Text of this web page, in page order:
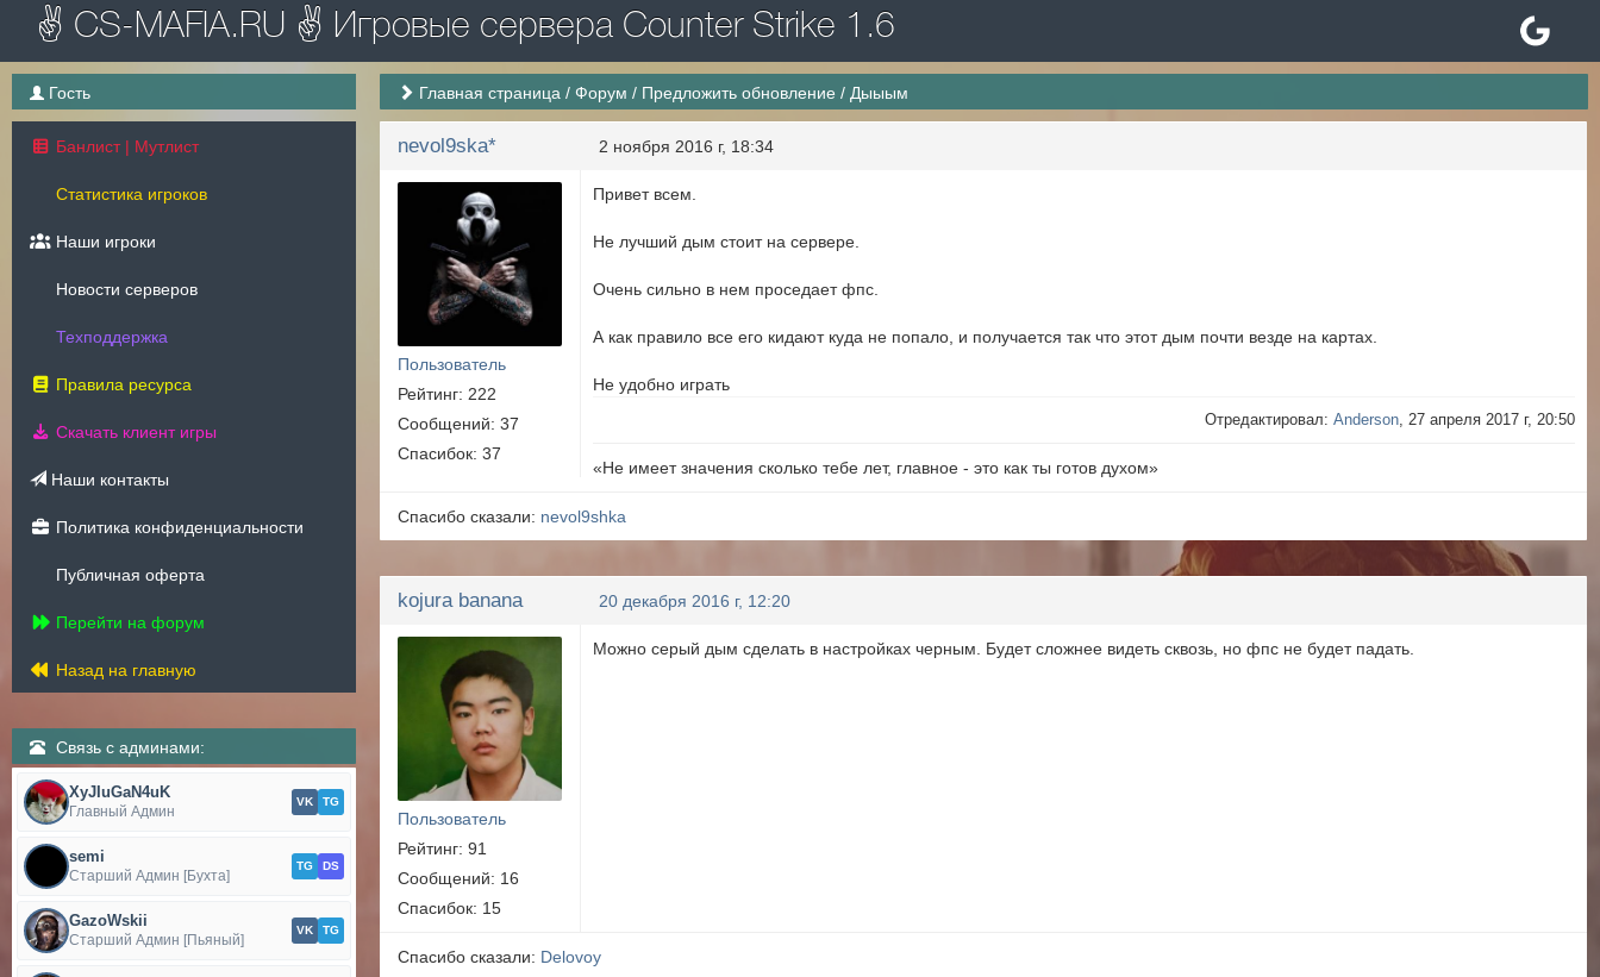
✌ CS-MAFIA.RU ✌ Игровые сервера Counter Strike 1.6
Гость
Банлист | Мутлист
Статистика игроков
Наши игроки
Новости серверов
Техподдержка
Правила ресурса
Скачать клиент игры
Наши контакты
Политика конфиденциальности
Публичная оферта
Перейти на форум
Назад на главную
Связь с админами:
XyJIuGaN4uK
Главный Админ
VK TG
semi
Старший Админ [Бухта]
TG DS
GazoWskii
Старший Админ [Пьяный]
VK TG
Главная страница /Форум / Предложить обновление / Дыыым
nevol9ska* 2 ноября 2016 г, 18:34
Пользователь
Рейтинг: 222
Сообщений: 37
Спасибок: 37
Привет всем.
Не лучший дым стоит на сервере.
Очень сильно в нем проседает фпс.
А как правило все его кидают куда не попало, и получается так что этот дым почти везде на картах.
Не удобно играть
Отредактировал:Anderson, 27 апреля 2017 г, 20:50
«Не имеет значения сколько тебе лет, главное - это как ты готов духом»
Спасибо сказали: nevol9shka
kojura banana 20 декабря 2016 г, 12:20
Пользователь
Рейтинг: 91
Сообщений: 16
Спасибок: 15
Можно серый дым сделать в настройках черным. Будет сложнее видеть сквозь, но фпс не будет падать.
Спасибо сказали: Delovoy